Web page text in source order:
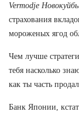
Vermodje
страхования
мороженых ягод
Чем лучше
тебя насколько
как ты часть
Банк Японии,